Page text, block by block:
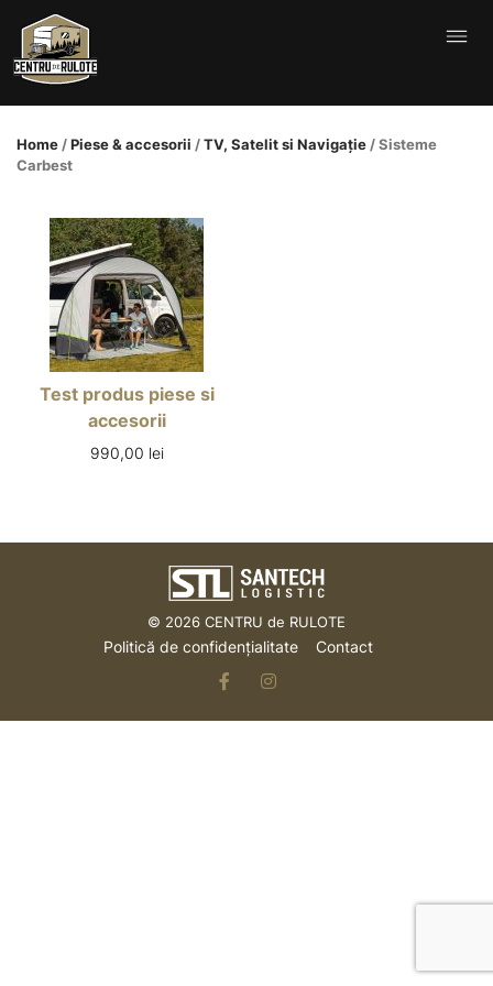
content
Home / Piese & accesorii / TV, Satelit si Navigație / Sisteme
Carbest
Test produs piese si
accesorii
990,00 lei
© 2026 CENTRU de RULOTE
Politică de confidențialitate Contact